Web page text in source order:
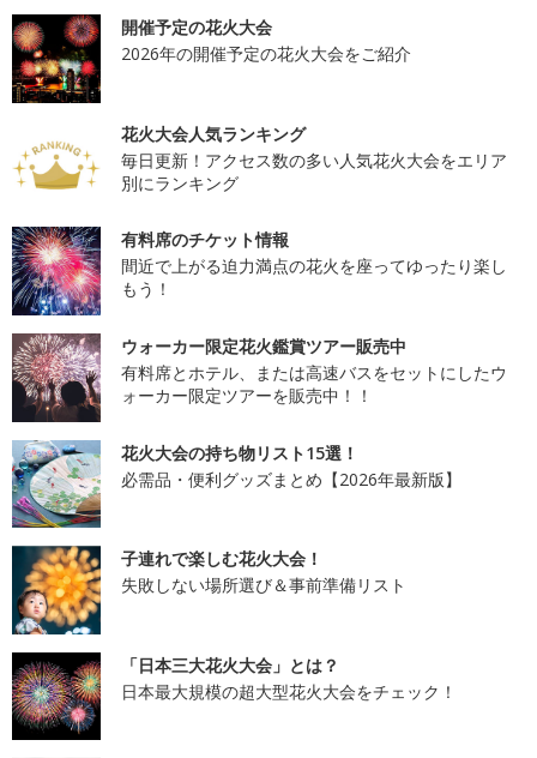
開催予定の花火大会
2026年の開催予定の花火大会をご紹介
花火大会人気ランキング
毎日更新！アクセス数の多い人気花火大会をエリア
別にランキング
有料席のチケット情報
間近で上がる迫力満点の花火を座ってゆったり楽し
もう！
ウォーカー限定花火鑑賞ツアー販売中
有料席とホテル、または高速バスをセットにしたウ
ォーカー限定ツアーを販売中！！
花火大会の持ち物リスト15選！
必需品・便利グッズまとめ【2026年最新版】
子連れで楽しむ花火大会！
失敗しない場所選び＆事前準備リスト
「日本三大花火大会」とは？
日本最大規模の超大型花火大会をチェック！